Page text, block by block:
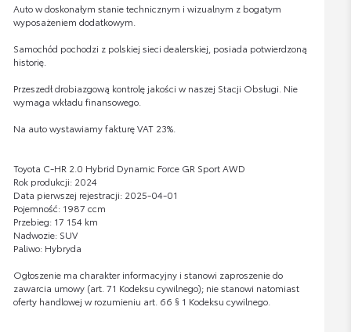
Auto w doskonałym stanie technicznym i wizualnym z bogatym
wyposażeniem dodatkowym.
Samochód pochodzi z polskiej sieci dealerskiej, posiada potwierdzoną
historię.
Przeszedł drobiazgową kontrolę jakości w naszej Stacji Obsługi. Nie
wymaga wkładu finansowego.
Na auto wystawiamy fakturę VAT 23%.
Toyota C-HR 2.0 Hybrid Dynamic Force GR Sport AWD
Rok produkcji: 2024
Data pierwszej rejestracji: 2025-04-01
Pojemność: 1987 ccm
Przebieg: 17 154 km
Nadwozie: SUV
Paliwo: Hybryda
Ogłoszenie ma charakter informacyjny i stanowi zaproszenie do
zawarcia umowy (art. 71 Kodeksu cywilnego); nie stanowi natomiast
oferty handlowej w rozumieniu art. 66 § 1 Kodeksu cywilnego.